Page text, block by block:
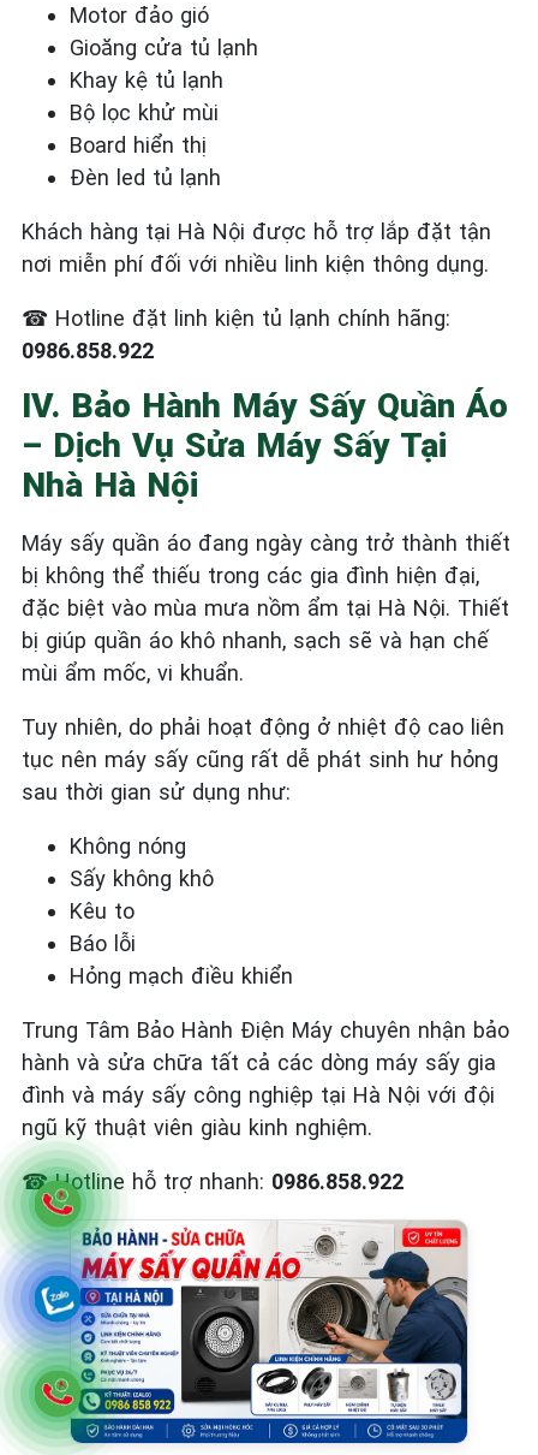
Motor đảo gió
Gioăng cửa tủ lạnh
Khay kệ tủ lạnh
Bộ lọc khử mùi
Board hiển thị
Đèn led tủ lạnh
Khách hàng tại Hà Nội được hỗ trợ lắp đặt tận
nơi miễn phí đối với nhiều linh kiện thông dụng.
☎ Hotline đặt linh kiện tủ lạnh chính hãng:
0986.858.922
IV. Bảo Hành Máy Sấy Quần Áo
– Dịch Vụ Sửa Máy Sấy Tại
Nhà Hà Nội
Máy sấy quần áo đang ngày càng trở thành thiết
bị không thể thiếu trong các gia đình hiện đại,
đặc biệt vào mùa mưa nồm ẩm tại Hà Nội. Thiết
bị giúp quần áo khô nhanh, sạch sẽ và hạn chế
mùi ẩm mốc, vi khuẩn.
Tuy nhiên, do phải hoạt động ở nhiệt độ cao liên
tục nên máy sấy cũng rất dễ phát sinh hư hỏng
sau thời gian sử dụng như:
Không nóng
Sấy không khô
Kêu to
Báo lỗi
Hỏng mạch điều khiển
Trung Tâm Bảo Hành Điện Máy chuyên nhận bảo
hành và sửa chữa tất cả các dòng máy sấy gia
đình và máy sấy công nghiệp tại Hà Nội với đội
ngũ kỹ thuật viên giàu kinh nghiệm.
☎Hotline hỗ trợ nhanh: 0986.858.922